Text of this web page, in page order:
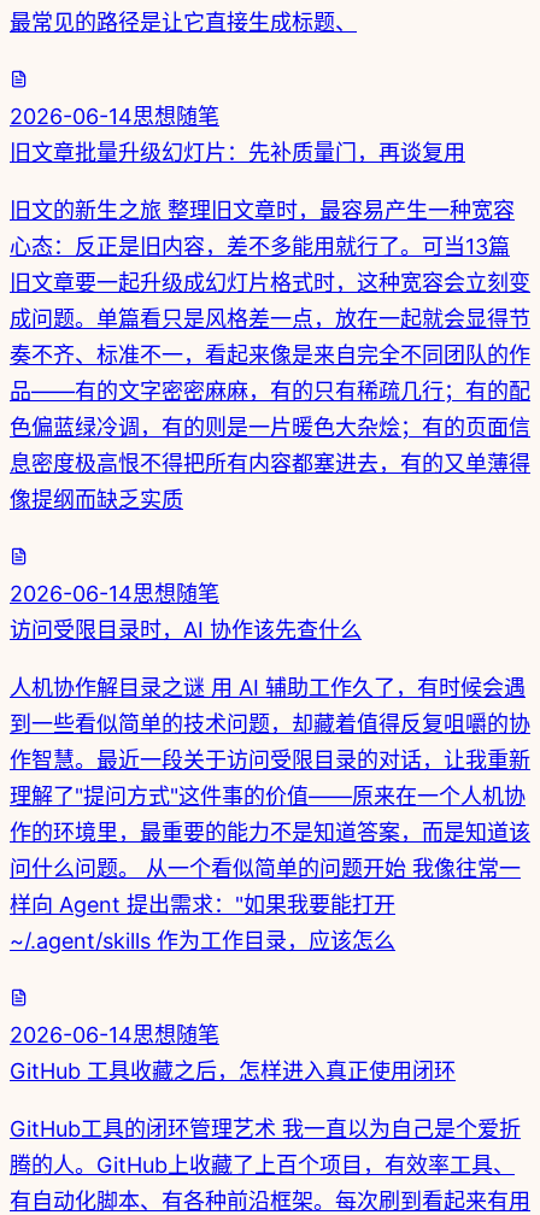
最常见的路径是让它直接生成标题、
2026-06-14思想随笔
旧文章批量升级幻灯片：先补质量门，再谈复用
旧文的新生之旅 整理旧文章时，最容易产生一种宽容
心态：反正是旧内容，差不多能用就行了。可当13篇
旧文章要一起升级成幻灯片格式时，这种宽容会立刻变
成问题。单篇看只是风格差一点，放在一起就会显得节
奏不齐、标准不一，看起来像是来自完全不同团队的作
品——有的文字密密麻麻，有的只有稀疏几行；有的配
色偏蓝绿冷调，有的则是一片暖色大杂烩；有的页面信
息密度极高恨不得把所有内容都塞进去，有的又单薄得
像提纲而缺乏实质
2026-06-14思想随笔
访问受限目录时，AI 协作该先查什么
人机协作解目录之谜 用 AI 辅助工作久了，有时候会遇
到一些看似简单的技术问题，却藏着值得反复咀嚼的协
作智慧。最近一段关于访问受限目录的对话，让我重新
理解了"提问方式"这件事的价值——原来在一个人机协
作的环境里，最重要的能力不是知道答案，而是知道该
问什么问题。 从一个看似简单的问题开始 我像往常一
样向 Agent 提出需求："如果我要能打开
~/.agent/skills 作为工作目录，应该怎么
2026-06-14思想随笔
GitHub 工具收藏之后，怎样进入真正使用闭环
GitHub工具的闭环管理艺术 我一直以为自己是个爱折
腾的人。GitHub上收藏了上百个项目，有效率工具、
有自动化脚本、有各种前沿框架。每次刷到看起来有用